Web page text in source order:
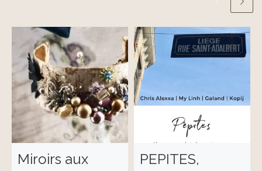
Miroirs aux
PEPITES,